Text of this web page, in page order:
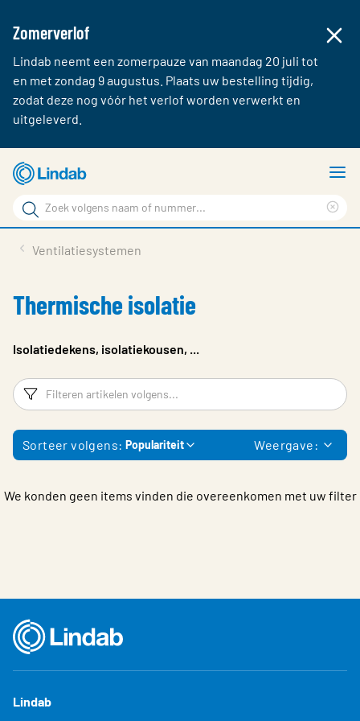
Zomerverlof
Lindab neemt een zomerpauze van maandag 20 juli tot
en met zondag 9 augustus. Plaats uw bestelling tijdig,
zodat deze nog vóór het verlof worden verwerkt en
uitgeleverd.
naar
hoofdinhoud
Zoek
Zoek
Contact
Choose languge
Belgium - Dutch
Ventilatiesystemen
Thermische isolatie
Isolatiedekens, isolatiekousen, ...
Filters
Sorteer volgens: Populariteit Weergave:
We konden geen items vinden die overeenkomen met uw filter
Lindab